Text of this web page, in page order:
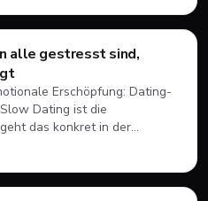
alle gestresst sind,
Erschöpfung: Dating-
Dating ist die
das konkret in der
Apps eignen sich dafür und
langsam angehen willst?